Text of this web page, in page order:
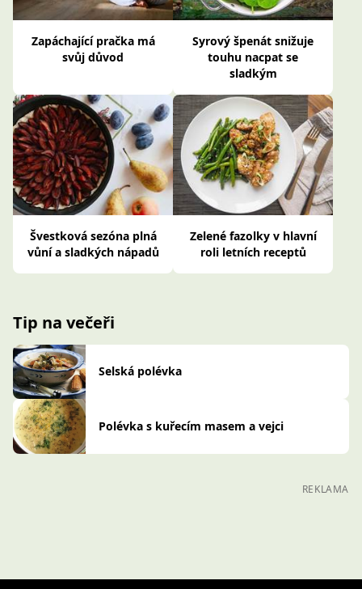
Zapáchající pračka má
svůj důvod
Syrový špenát snižuje
touhu nacpat se
sladkým
Švestková sezóna plná
vůní a sladkých nápadů
Zelené fazolky v hlavní
roli letních receptů
Tip na večeři
Selská polévka
Polévka s kuřecím masem a vejci
REKLAMA